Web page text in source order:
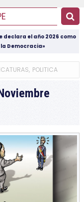
declara el año 2026 como
Democracia»
, POLITICA